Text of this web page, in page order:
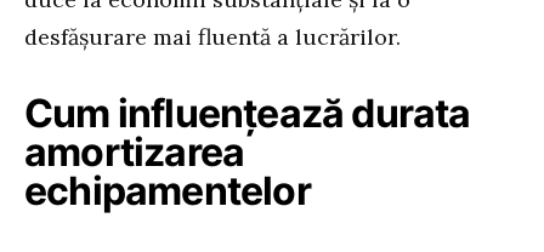
desfășurare mai fluentă a lucrărilor.
Cum influențează durata
amortizarea
echipamentelor